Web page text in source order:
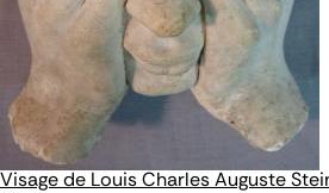
Visage de Louis Charles Auguste